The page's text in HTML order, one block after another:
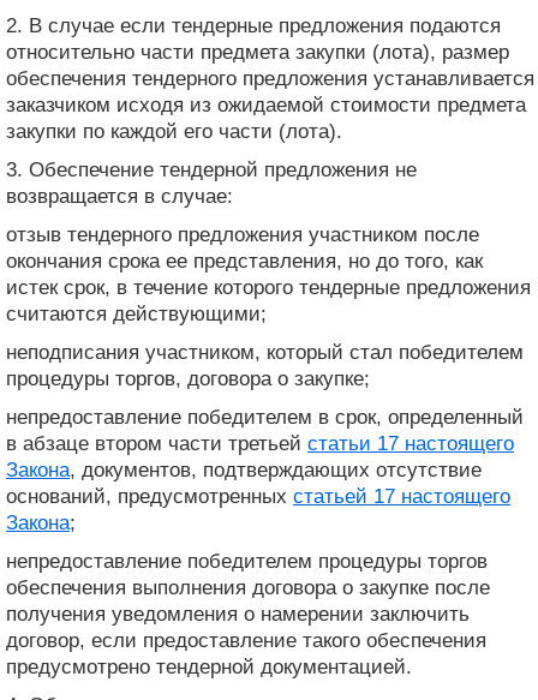
2. В случае если тендерные предложения подаются
относительно части предмета закупки (лота), размер
обеспечения тендерного предложения устанавливается
заказчиком исходя из ожидаемой стоимости предмета
закупки по каждой его части (лота).
3. Обеспечение тендерной предложения не
возвращается в случае:
отзыв тендерного предложения участником после
окончания срока ее представления, но до того, как
истек срок, в течение которого тендерные предложения
считаются действующими;
неподписания участником, который стал победителем
процедуры торгов, договора о закупке;
непредоставление победителем в срок, определенный
в абзаце втором части третьей статьи 17 настоящего
Закона, документов, подтверждающих отсутствие
оснований, предусмотренных статьей 17 настоящего
Закона;
непредоставление победителем процедуры торгов
обеспечения выполнения договора о закупке после
получения уведомления о намерении заключить
договор, если предоставление такого обеспечения
предусмотрено тендерной документацией.